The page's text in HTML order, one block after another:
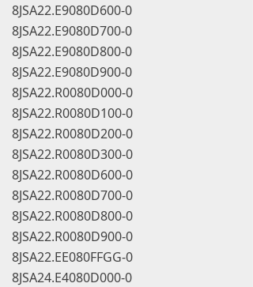
8JSA22.E9080D600-0
8JSA22.E9080D700-0
8JSA22.E9080D800-0
8JSA22.E9080D900-0
8JSA22.R0080D000-0
8JSA22.R0080D100-0
8JSA22.R0080D200-0
8JSA22.R0080D300-0
8JSA22.R0080D600-0
8JSA22.R0080D700-0
8JSA22.R0080D800-0
8JSA22.R0080D900-0
8JSA22.EE080FFGG-0
8JSA24.E4080D000-0